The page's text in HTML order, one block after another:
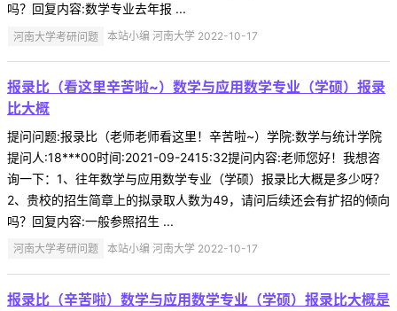
吗？回复内容:数学专业去年报 ...
河南大学考研问题 本站小编 河南大学 2022-10-17
报录比（看这里辛苦啦~）数学与应用数学专业（学硕）报录
比大概
提问问题:报录比（老师老师看这里！辛苦啦~）学院:数学与统计学院
提问人:18***00时间:2021-09-2415:32提问内容:老师您好！我想咨
询一下：1、往年数学与应用数学专业（学硕）报录比大概是多少呀？
2、贵校的招生简章上的拟录取人数为49，请问后续还会有扩招的倾向
吗？回复内容:一般参照招生 ...
河南大学考研问题 本站小编 河南大学 2022-10-17
报录比（辛苦啦）数学与应用数学专业（学硕）报录比大概是